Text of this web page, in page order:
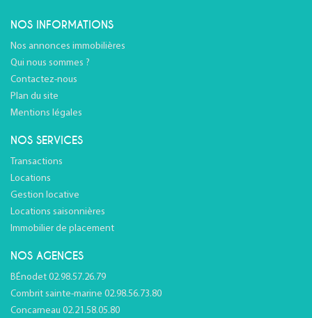
NOS INFORMATIONS
Nos annonces immobilières
Qui nous sommes ?
Contactez-nous
Plan du site
Mentions légales
NOS SERVICES
Transactions
Locations
Gestion locative
Locations saisonnières
Immobilier de placement
NOS AGENCES
BÉnodet 02.98.57.26.79
Combrit sainte-marine 02.98.56.73.80
Concarneau 02.21.58.05.80